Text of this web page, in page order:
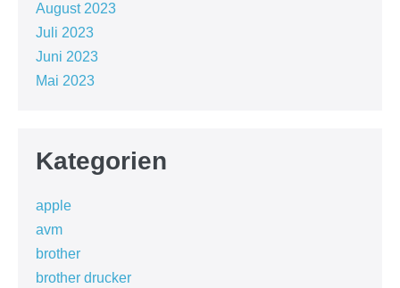
August 2023
Juli 2023
Juni 2023
Mai 2023
Kategorien
apple
avm
brother
brother drucker